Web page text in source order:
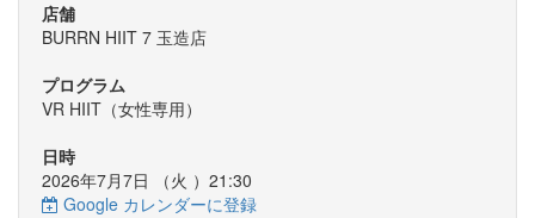
店舗
BURRN HIIT 7 玉造店
プログラム
VR HIIT（女性専用）
日時
2026年7月7日 （火 ）21:30
Google カレンダーに登録